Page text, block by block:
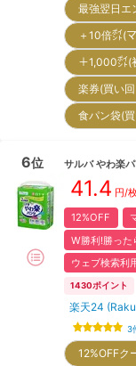
最強翌日
＋10倍㌽(
＋1,000㌽
楽券(買い
食パン袋(
6位 サルバ やわ楽
41.4 円/
12%OFF
W勝利!勝った
ウェブ検索利
1430ポイント
楽天24
3
12%OFFク